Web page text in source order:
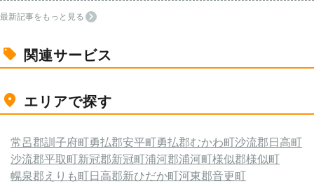
最新記事をもっと見る
関連サービス
エリアで探す
常呂郡訓子府町勇払郡安平町勇払郡むかわ町沙流郡日高町
沙流郡平取町新冠郡新冠町浦河郡浦河町様似郡様似町
幌泉郡えりも町日高郡新ひだか町河東郡音更町